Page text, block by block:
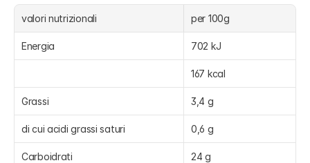
valori nutrizionali per 100g
Energia 702 kJ
167 kcal
Grassi 3,4 g
di cui acidi grassi saturi 0,6 g
Carboidrati 24 g